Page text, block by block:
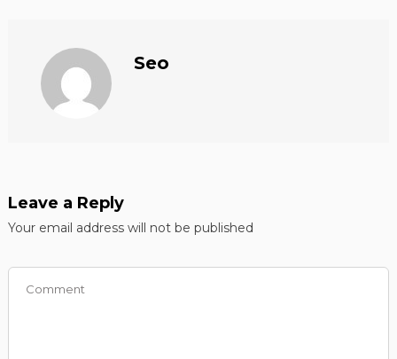
Seo
Leave a Reply
Your email address will not be published